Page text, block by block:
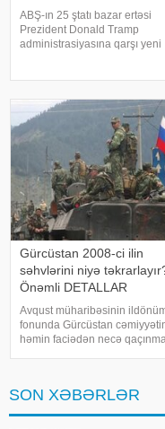
ABŞ-ın 25 ştatı bazar ertəsi
Prezident Donald Tramp
administrasiyasına qarşı yeni
vergilərini əvəzetmək cəhdi
adlandırıblar
Gürcüstan 2008-ci ilin
səhvlərini niyə
Önəmli DETALLAR
Avqust müharibəsinin
fonunda Gürcüstan
həmin faciədən necə
2008-ci il hadisələrinin
nəticələr
SON XƏBƏRLƏR